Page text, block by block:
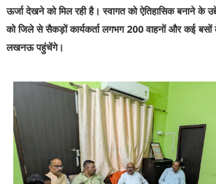
ऊर्जा देखने को मिल रही है। स्वागत को ऐतिहासिक बनाने के
को जिले से सैकड़ों कार्यकर्ता लगभग 200 वाहनों और कई
लखनऊ पहुंचेंगे।